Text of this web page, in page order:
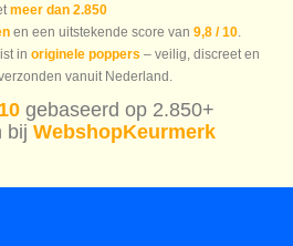
meer dan 2.850
en een uitstekende score van 9,8 / 10.
in originele poppers – veilig, discreet en
vanuit Nederland.
gebaseerd op 2.850+
bij WebshopKeurmerk